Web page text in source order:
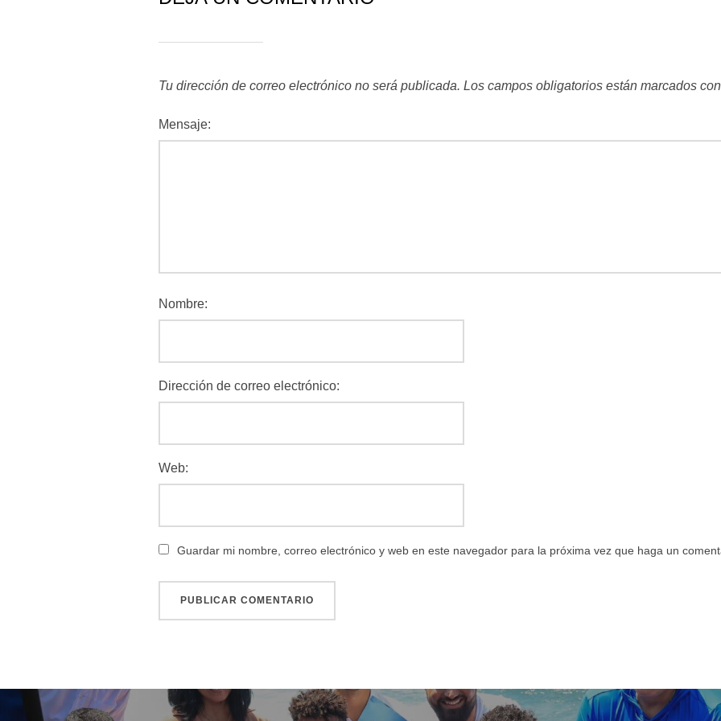
Tu dirección de correo electrónico no será publicada. Los campos obligatorios están marcados
Mensaje:
Nombre:
Dirección de correo electrónico:
Web:
Guardar mi nombre, correo electrónico y web en este navegador para la próxima vez que haga un
Navegación